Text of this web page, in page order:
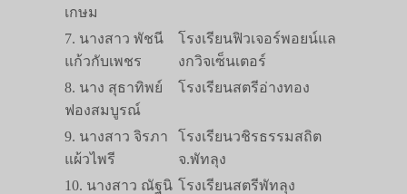
เกษม
7. นางสาว พัชนี
แก้วกับเพชร
โรงเรียนฟิวเจอร์พอยน์แล
งกวิจเซ็นเตอร์
8. นาง สุธาทิพย์
ฟองสมบูรณ์
โรงเรียนสตรีอ่างทอง
9. นางสาว จิรภา
แผ้วไพรี
โรงเรียนวชิรธรรมสถิต
จ.พัทลุง
10. นางสาว ณัฐนิ โรงเรียนสตรีพัทลุง